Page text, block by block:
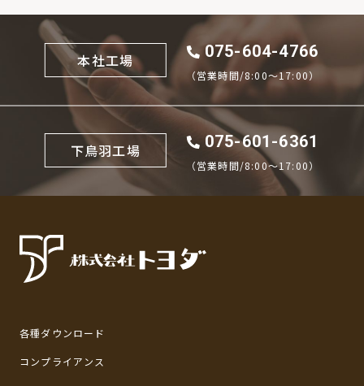
本社工場 075-604-4766
（営業時間/8:00〜17:00）
下鳥羽工場 075-601-6361
（営業時間/8:00〜17:00）
各種ダウンロード
コンプライアンス